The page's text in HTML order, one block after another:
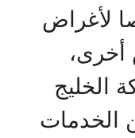
لأغراض
الخليج
الخدمات